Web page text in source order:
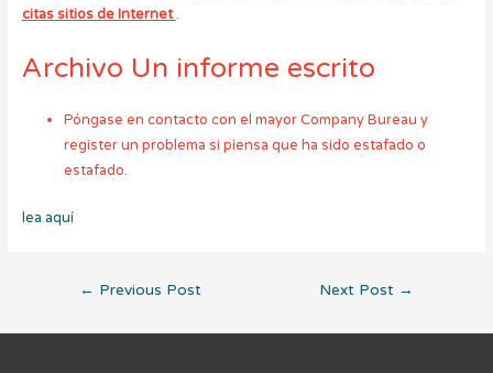
citas sitios de Internet.
Archivo Un informe escrito
Póngase en contacto con el mayor Company Bureau y
register un problema si piensa que ha sido estafado o
estafado.
lea aquí
Post
navigation
← Previous Post Next Post →